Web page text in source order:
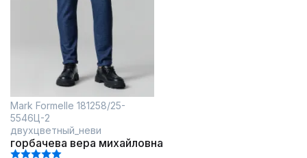
Mark Formelle 181258/25-
5546Ц-2
двухцветный_неви
горбачева вера михайловна